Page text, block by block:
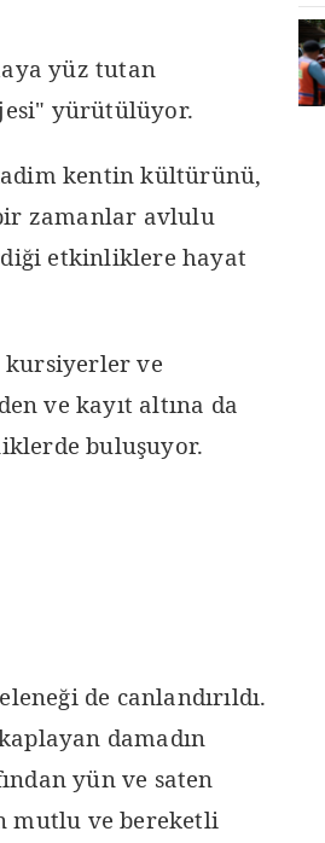
yüz tutan
yürütülüyor.
kentin kültürünü,
zamanlar avlulu
etkinliklere hayat
kursiyerler ve
ve kayıt altına da
buluşuyor.
de canlandırıldı.
damadın
yün ve saten
mutlu ve bereketli